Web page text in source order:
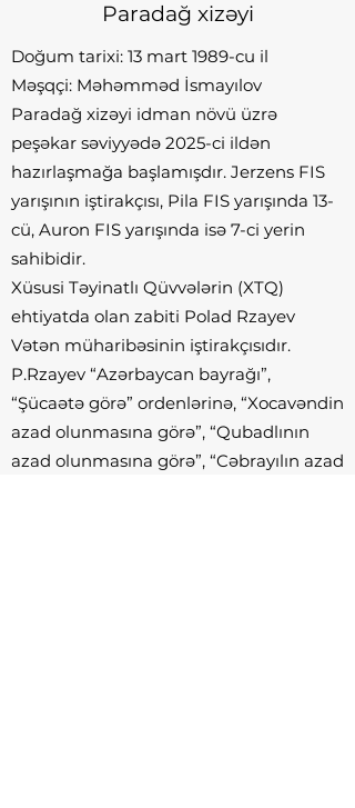
Paradağ xizəyi
Doğum tarixi: 13 mart 1989-cu il
Məşqçi: Məhəmməd İsmayılov
Paradağ xizəyi idman növü üzrə
peşəkar səviyyədə 2025-ci ildən
hazırlaşmağa başlamışdır. Jerzens FIS
yarışının iştirakçısı, Pila FIS yarışında 13-
cü, Auron FIS yarışında isə 7-ci yerin
sahibidir.
Xüsusi Təyinatlı Qüvvələrin (XTQ)
ehtiyatda olan zabiti Polad Rzayev
Vətən müharibəsinin iştirakçısıdır.
P.Rzayev “Azərbaycan bayrağı”,
“Şücaətə görə” ordenlərinə, “Xocavəndin
azad olunmasına görə”, “Qubadlının
azad olunmasına görə”, “Cəbrayılın azad